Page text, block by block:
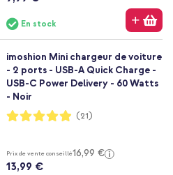
En stock
imoshion Mini chargeur de voiture
- 2 ports - USB-A Quick Charge -
USB-C Power Delivery - 60 Watts
- Noir
Notation:
98%
(21)
Prix de vente conseillé16,99 €
13,99 €